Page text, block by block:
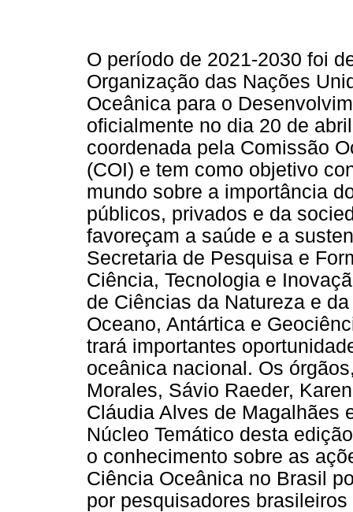
O período de 2021-2030 foi
Organização das Nações
Oceânica para o
oficialmente no dia 20 de
coordenada pela Comissão
(COI) e tem como objetivo
mundo sobre a importância
públicos, privados e da
favoreçam a saúde e a
Secretaria de Pesquisa e
Ciência, Tecnologia e
de Ciências da Natureza e
Oceano, Antártica e
trará importantes
oceânica nacional. Os
Morales, Sávio Raeder,
Cláudia Alves de Magalhães
Núcleo Temático desta
o conhecimento sobre as
Ciência Oceânica no Brasil
por pesquisadores